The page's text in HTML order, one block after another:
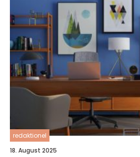
redaktionel
18. August 2025